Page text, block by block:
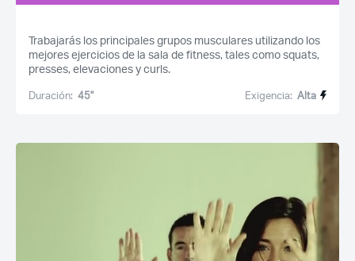
Trabajarás los principales grupos musculares utilizando los
mejores ejercicios de la sala de fitness, tales como squats,
presses, elevaciones y curls.
Duración: 45'' Exigencia: Alta